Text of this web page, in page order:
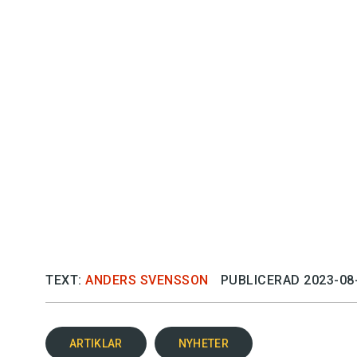
Hantera cookie-inställningar
TEXT: ANDERS SVENSSON PUBLICERAD 2023-
ARTIKLAR NYHETER